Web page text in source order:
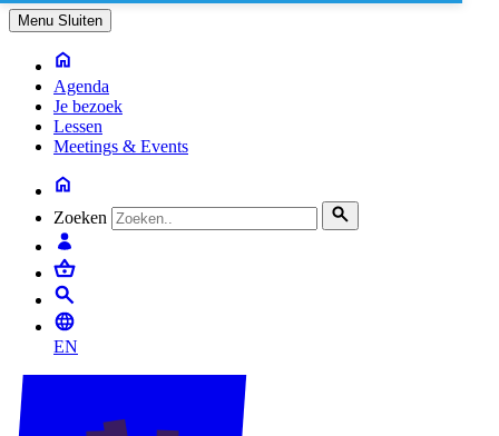
Menu Sluiten
Agenda
Je bezoek
Lessen
Meetings & Events
Zoeken
EN